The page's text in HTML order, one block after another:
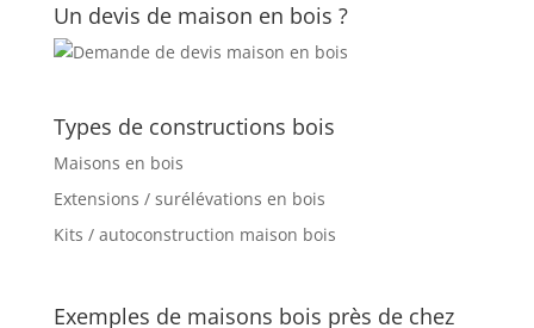
Un devis de maison en bois ?
Types de constructions bois
Maisons en bois
Extensions / surélévations en bois
Kits / autoconstruction maison bois
Exemples de maisons bois près de chez